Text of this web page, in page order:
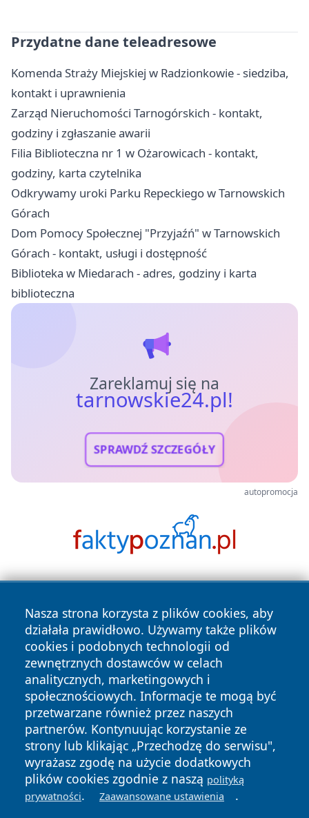
Przydatne dane teleadresowe
Komenda Straży Miejskiej w Radzionkowie - siedziba,
kontakt i uprawnienia
Zarząd Nieruchomości Tarnogórskich - kontakt,
godziny i zgłaszanie awarii
Filia Biblioteczna nr 1 w Ożarowicach - kontakt,
godziny, karta czytelnika
Odkrywamy uroki Parku Repeckiego w Tarnowskich
Górach
Dom Pomocy Społecznej "Przyjaźń" w Tarnowskich
Górach - kontakt, usługi i dostępność
Biblioteka w Miedarach - adres, godziny i karta
biblioteczna
Zareklamuj się na
tarnowskie24.pl!
SPRAWDŹ SZCZEGÓŁY
autopromocja
Nasza strona korzysta z plików cookies, aby
działała prawidłowo. Używamy także plików
cookies i podobnych technologii od
zewnętrznych dostawców w celach
analitycznych, marketingowych i
społecznościowych. Informacje te mogą być
przetwarzane również przez naszych
partnerów. Kontynuując korzystanie ze
strony lub klikając „Przechodzę do serwisu",
wyrażasz zgodę na użycie dodatkowych
plików cookies zgodnie z naszą polityką
prywatności. Zaawansowane ustawienia .
Copyright © 2026 tarnowskie24.pl Wszystkie prawa
zastrzeżone.
News Autorzy
Polityka
Prywatności
Polityka
Cookies